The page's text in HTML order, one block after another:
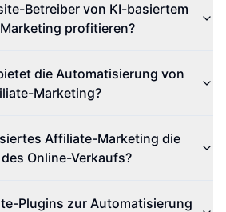
Betreiber von KI-basiertem
profitieren?
die Automatisierung von
Marketing?
Affiliate-Marketing die
Online-Verkaufs?
Plugins zur Automatisierung